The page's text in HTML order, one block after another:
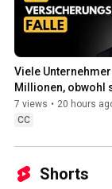
Viele
Millionen, obwohl
abgesichert sind
vermeidest du es)
7 views • 20 hours
CC
Shorts